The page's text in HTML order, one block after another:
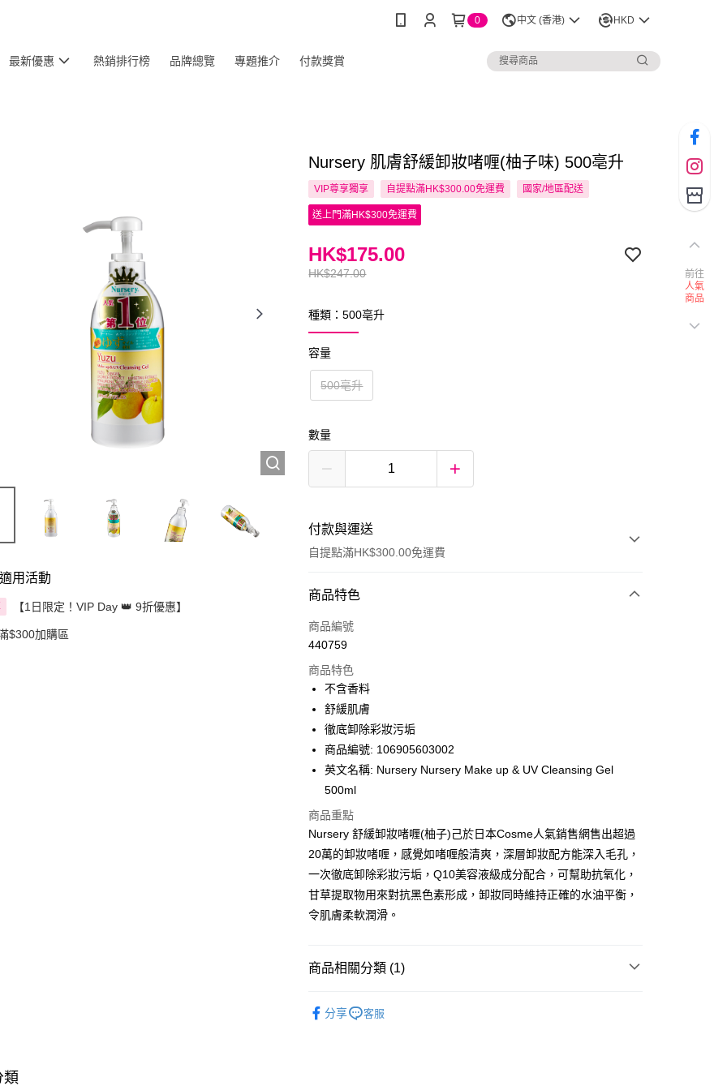
0 中文 (香港) HKD
最新優惠 熱銷排行榜 品牌總覽 專題推介 付款獎賞
用活動
【1日限定！VIP Day 👑 9折優惠】
$300加購區
Nursery 肌膚舒緩卸妝啫喱(柚子味) 500亳升
VIP尊享獨享 自提點滿HK$300.00免運費 國家/地區配送
送上門滿HK$300免運費
HK$247.00
HK$175.00
種類：500亳升
容量
500亳升
數量
付款與運送
自提點滿HK$300.00免運費
付款方式
信用卡
AlipayHK
PayMe
WeChat Pay
BoC Pay
送貨方式
順豐自助櫃 - 確認發貨後1-3個工作天送達
每筆HK$65.00，滿HK$300.00或以上免運費
順豐站及營業點 - 確認發貨後1-3個工作天送達
確認發貨後1-3 工作天送達，訂單將隨機分配至SF順豐速運或京東
商品特色
商品編號
440759
商品特色
不含香料
舒緩肌膚
徹底卸除彩妝污垢
商品編號: 106905603002
英文名稱: Nursery Nursery Make up & UV Cleansing Gel
500ml
商品重點
Nursery 舒緩卸妝啫喱(柚子)己於日本Cosme人氣銷售網售出超過
20萬的卸妝啫喱，感覺如啫喱般清爽，深層卸妝配方能深入毛孔，
一次徹底卸除彩妝污垢，Q10美容液級成分配合，可幫助抗氧化，
甘草提取物用來對抗黑色素形成，卸妝同時維持正確的水油平衡，
令肌膚柔軟潤滑。
商品相關分類 (1)
分享
客服
類
前往
人氣
商品